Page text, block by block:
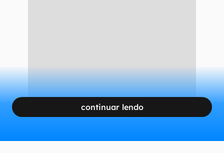
continuar lendo